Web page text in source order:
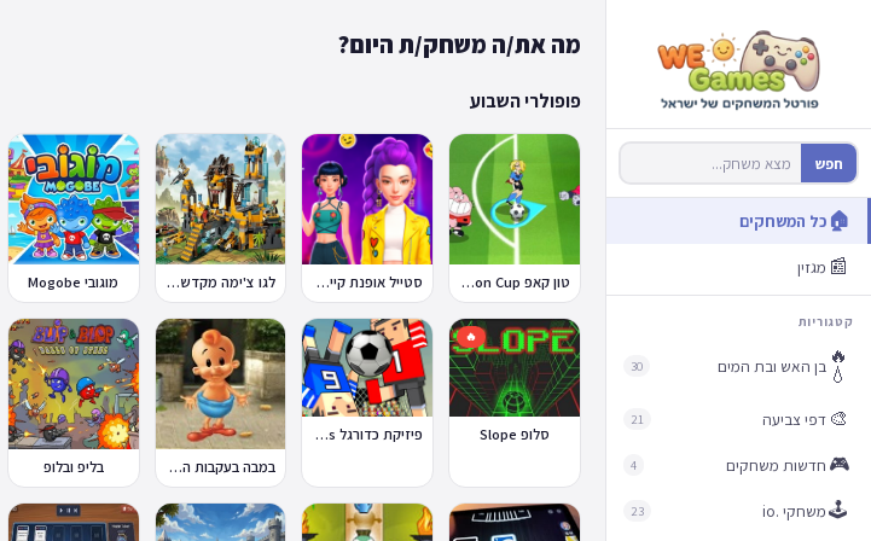
חפש
🏠 כל המשחקים
📰 מגזין
קטגוריות
🔥
💧 בן האש ובת המים 30
🎨 דפי צביעה 21
🎮 חדשות משחקים 4
🕹️משחקי .io 23
מה את/ה משחק/ת היום?
פופולרי השבוע
טון קאפ Toon Cup סטייל אופנת קיי-פופ לגו צ'ימה מקדש האריות מוגובי Mogobe
🔥
סלופ Slope
פיזיקת כדורגל Soccer Physics
במבה בעקבות החטיף החטוף 2
בליפ ובלופ